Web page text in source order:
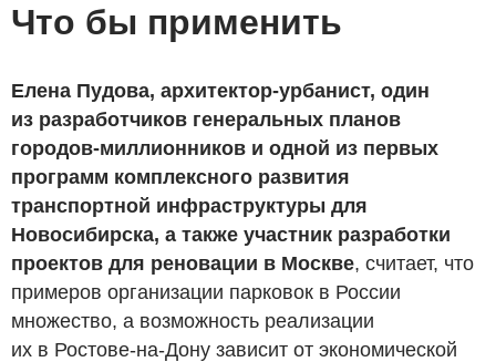
Что бы применить
Елена Пудова, архитектор-урбанист, один
из разработчиков генеральных планов
городов-миллионников и одной из первых
программ комплексного развития
транспортной инфраструктуры для
Новосибирска, а также участник разработки
проектов для реновации в Москве, считает, что
примеров организации парковок в России
множество, а возможность реализации
их в Ростове-на-Дону зависит от экономической